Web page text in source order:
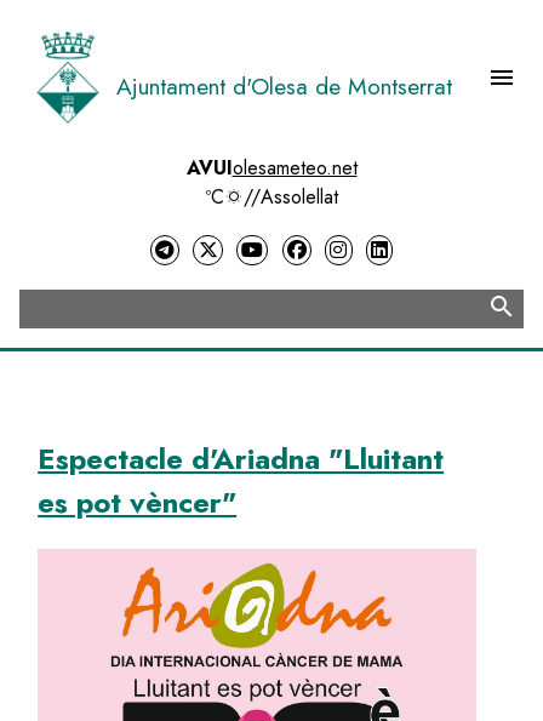
contingut
Ajuntament d'Olesa de Montserrat menu
AVUIolesameteo.net
ºC
//Assolellat
search
Espectacle d'Ariadna "Lluitant
es pot vèncer"